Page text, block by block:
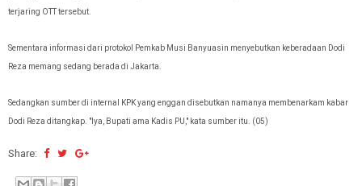
terjaring OTT tersebut.
Sementara informasi dari protokol Pemkab Musi Banyuasin menyebutkan keberadaan Dodi
Reza memang sedang berada di Jakarta.
Sedangkan sumber di internal KPK yang enggan disebutkan namanya membenarkam kabar
Dodi Reza ditangkap. "Iya, Bupati ama Kadis PU," kata sumber itu. (05)
Share: